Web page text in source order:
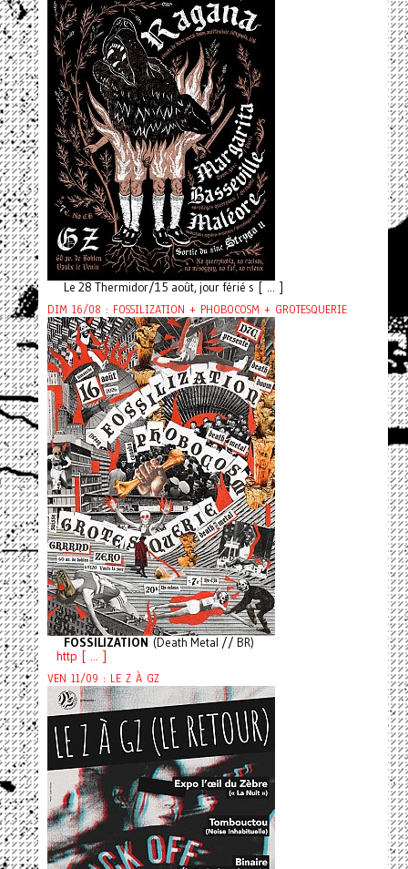
Le 28 Thermidor/15 août, jour férié s [ ... ]
DIM 16/08 : FOSSILIZATION + PHOBOCOSM + GROTESQUERIE
FOSSILIZATION (Death Metal // BR)
http [ ... ]
VEN 11/09 : LE Z À GZ